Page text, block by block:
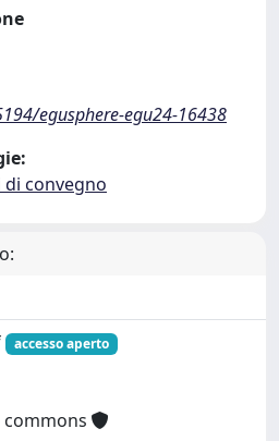
egusphere-egu24-16438
convegno
accesso aperto
commons